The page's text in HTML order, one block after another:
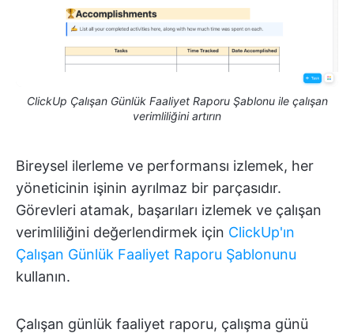
ClickUp Çalışan Günlük Faaliyet Raporu Şablonu ile çalışan
verimliliğini artırın
Bireysel ilerleme ve performansı izlemek, her
yöneticinin işinin ayrılmaz bir parçasıdır.
Görevleri atamak, başarıları izlemek ve çalışan
verimliliğini değerlendirmek için ClickUp'ın
Çalışan Günlük Faaliyet Raporu Şablonunu
kullanın.
Çalışan günlük faaliyet raporu, çalışma günü